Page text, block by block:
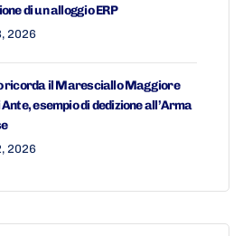
di un alloggio ERP
2026
ricorda il Maresciallo Maggiore
esempio di dedizione all’Arma
2026